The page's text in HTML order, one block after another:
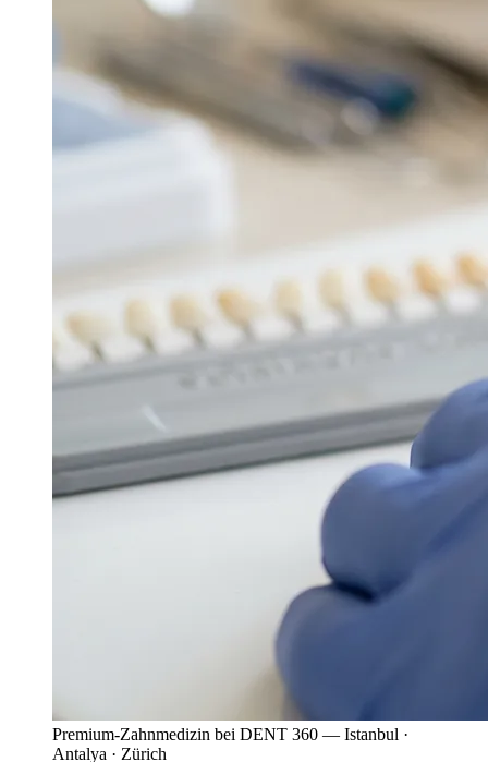
Premium-Zahnmedizin bei DENT 360 — Istanbul ·
Antalya · Zürich